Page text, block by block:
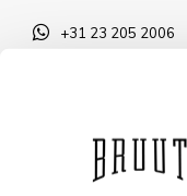
+31 23 205 2006
OPENINGSTIJDEN